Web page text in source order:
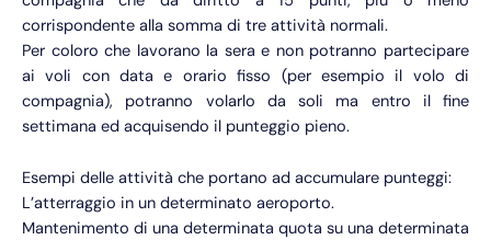
corrispondente alla somma di tre attività normali.
Per coloro che lavorano la sera e non potranno partecipare
ai voli con data e orario fisso (per esempio il volo di
compagnia), potranno volarlo da soli ma entro il fine
settimana ed acquisendo il punteggio pieno.
Esempi delle attività che portano ad accumulare punteggi:
L’atterraggio in un determinato aeroporto.
Mantenimento di una determinata quota su una determinata